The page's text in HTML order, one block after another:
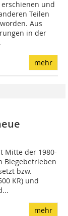
erschienen und
Teilen
Aus
in der
mehr
Mitte der 1980-
Biegebetrieben
bzw.
KR) und
mehr